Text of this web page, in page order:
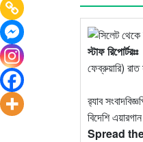
স্টাফ রিপোর্টরঃঃ
ফেব্রুয়ারি) রাত
র‌্যাব
বিদেশি
Spread